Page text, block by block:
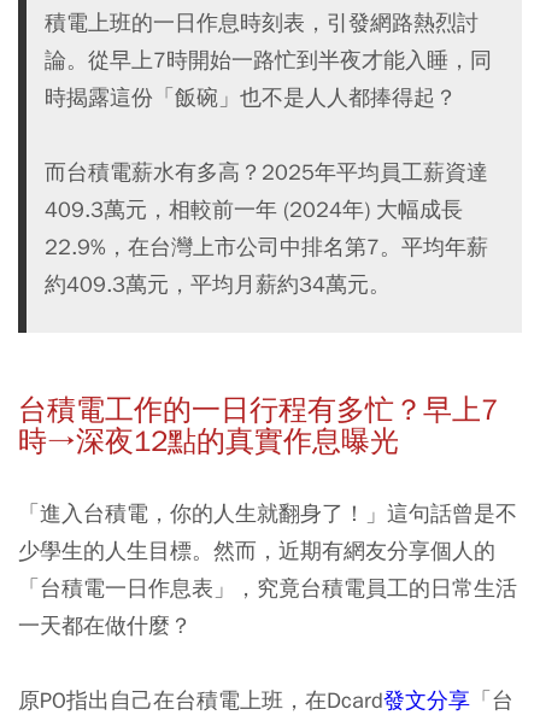
積電上班的一日作息時刻表，引發網路熱烈討
論。從早上7時開始一路忙到半夜才能入睡，同
時揭露這份「飯碗」也不是人人都捧得起？
而台積電薪水有多高？2025年平均員工薪資達
409.3萬元，相較前一年 (2024年) 大幅成長
22.9%，在台灣上市公司中排名第7。平均年薪
約409.3萬元，平均月薪約34萬元。
台積電工作的一日行程有多忙？早上7
時→深夜12點的真實作息曝光
「進入台積電，你的人生就翻身了！」這句話曾是不
少學生的人生目標。然而，近期有網友分享個人的
「台積電一日作息表」，究竟台積電員工的日常生活
一天都在做什麼？
原PO指出自己在台積電上班，在Dcard發文分享 「台